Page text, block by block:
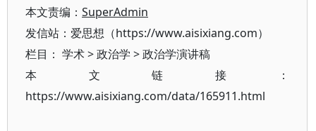
本文责编： SuperAdmin
发信站：爱思想（https://www.aisixiang.com）
栏目： 学术>政治学 >政治学演讲稿
本文链接：
https://www.aisixiang.com/data/165911.html